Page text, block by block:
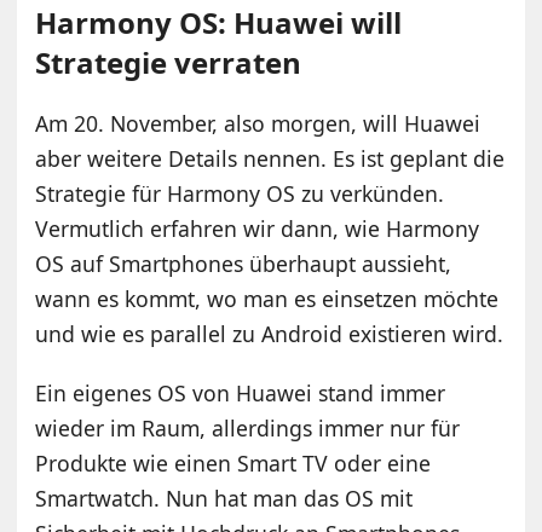
Harmony OS: Huawei will
Strategie verraten
Am 20. November, also morgen, will Huawei
aber weitere Details nennen. Es ist geplant die
Strategie für Harmony OS zu verkünden.
Vermutlich erfahren wir dann, wie Harmony
OS auf Smartphones überhaupt aussieht,
wann es kommt, wo man es einsetzen möchte
und wie es parallel zu Android existieren wird.
Ein eigenes OS von Huawei stand immer
wieder im Raum, allerdings immer nur für
Produkte wie einen Smart TV oder eine
Smartwatch. Nun hat man das OS mit